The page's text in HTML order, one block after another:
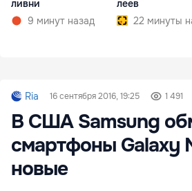
ливни
9 минут назад
леев
22 минуты
Ria 16 сентября 2016, 19:25 1 491
В США Samsung
смартфоны Galaxy
новые